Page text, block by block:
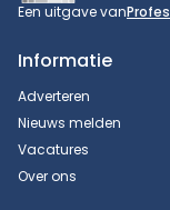
Een uitgave van
Informatie
Adverteren
Nieuws melden
Vacatures
Over ons